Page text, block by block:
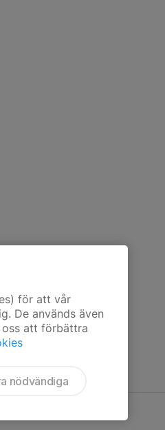
för att vår
De används även
att förbättra
nödvändiga